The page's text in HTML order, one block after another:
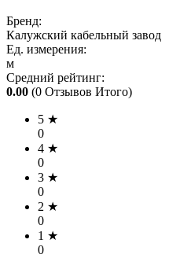
Бренд:
Калужский кабельный завод
Ед. измерения:
м
Средний рейтинг:
0.00 (0 Отзывов Итого)
5 ★
0
4 ★
0
3 ★
0
2 ★
0
1 ★
0